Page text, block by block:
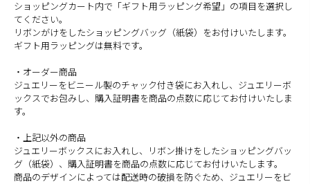
ショッピングカート内で「ギフト用ラッピング希望」の項目を選択し
てください。
リボンがけをしたショッピングバッグ（紙袋）をお付けいたします。
ギフト用ラッピングは無料です。
・オーダー商品
ジュエリーをビニール製のチャック付き袋にお入れし、ジュエリーボ
ックスでお包みし、購入証明書を商品の点数に応じてお付けいたしま
す。
・上記以外の商品
ジュエリーボックスにお入れし、リボン掛けをしたショッピングバッ
グ（紙袋）、購入証明書を商品の点数に応じてお付けいたします。
商品のデザインによっては配送時の破損を防ぐため、ジュエリーをビ